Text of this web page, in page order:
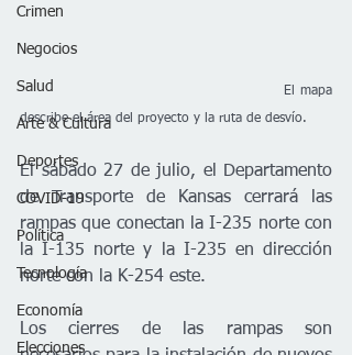
Crimen
Negocios
Salud
Arte & Cultura
Deportes
COVID-19
Política
Tecnología
Economía
Elecciones
                                                     El mapa
describe el área del proyecto y la ruta de desvío.
El sábado 27 de julio, el Departamento
de Transporte de Kansas cerrará las
rampas que conectan la I-235 norte con
la I-135 norte y la I-235 en dirección
norte con la K-254 este.
Los cierres de las rampas son